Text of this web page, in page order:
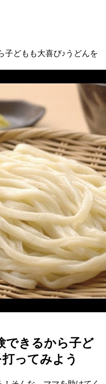
子どもも大喜び♪うどんを
できるから子ど
ってみよう